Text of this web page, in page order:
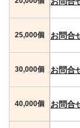
25,000個 お問合
30,000個 お問合
40,000個 お問合